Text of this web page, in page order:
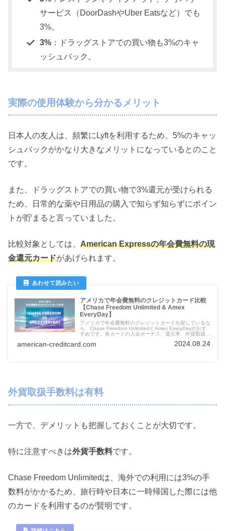
サービス（DoorDashやUber Eatsなど）でも
3%。
3%：ドラッグストアでの買い物も3%のキャ
ッシュバック。
実際の使用体験から分かるメリット
日本人の友人は、頻繁にLyftを利用するため、5%のキャッ
シュバックがかなり大きなメリットになっているとのこと
です。
また、ドラッグストアでの買い物で3%還元が受けられる
ため、日常的な薬や日用品の購入で知らず知らずにポイン
トが貯まると言っていました。
比較対象としては、 American Expressの年会費無料の現
金還元カードがあげられます。
アメリカで年会費無料のクレジットカード比較
【Chase Freedom Unlimited & Amex
EveryDay】
アメリカで年会費無料のクレジットカードを探しているな
ら、Chase Freedom UnlimitedとAmex EveryDayがおす
すめです。各カードの入会ボーナス、還元率、外貨取扱手
う。
american-creditcard.com 2024.08.24
外貨取扱手数料は有料
一方で、デメリットも把握しておくことが大切です。
特に注意すべきは外貨手数料です。
Chase Freedom Unlimitedは、海外での利用には3%の手
数料がかかるため、旅行時や日本に一時帰国した際には他
のカードを利用するのが賢明です。